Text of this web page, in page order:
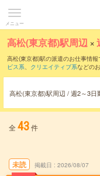
メニュー
高松(東京都)駅周辺 ×
高松(東京都)駅の派遣のお仕事情報
ビス系、 クリエイティブ系などの
高松(東京都)駅周辺 / 週2～3日
全 43件
未読 掲載日 2026/08/07